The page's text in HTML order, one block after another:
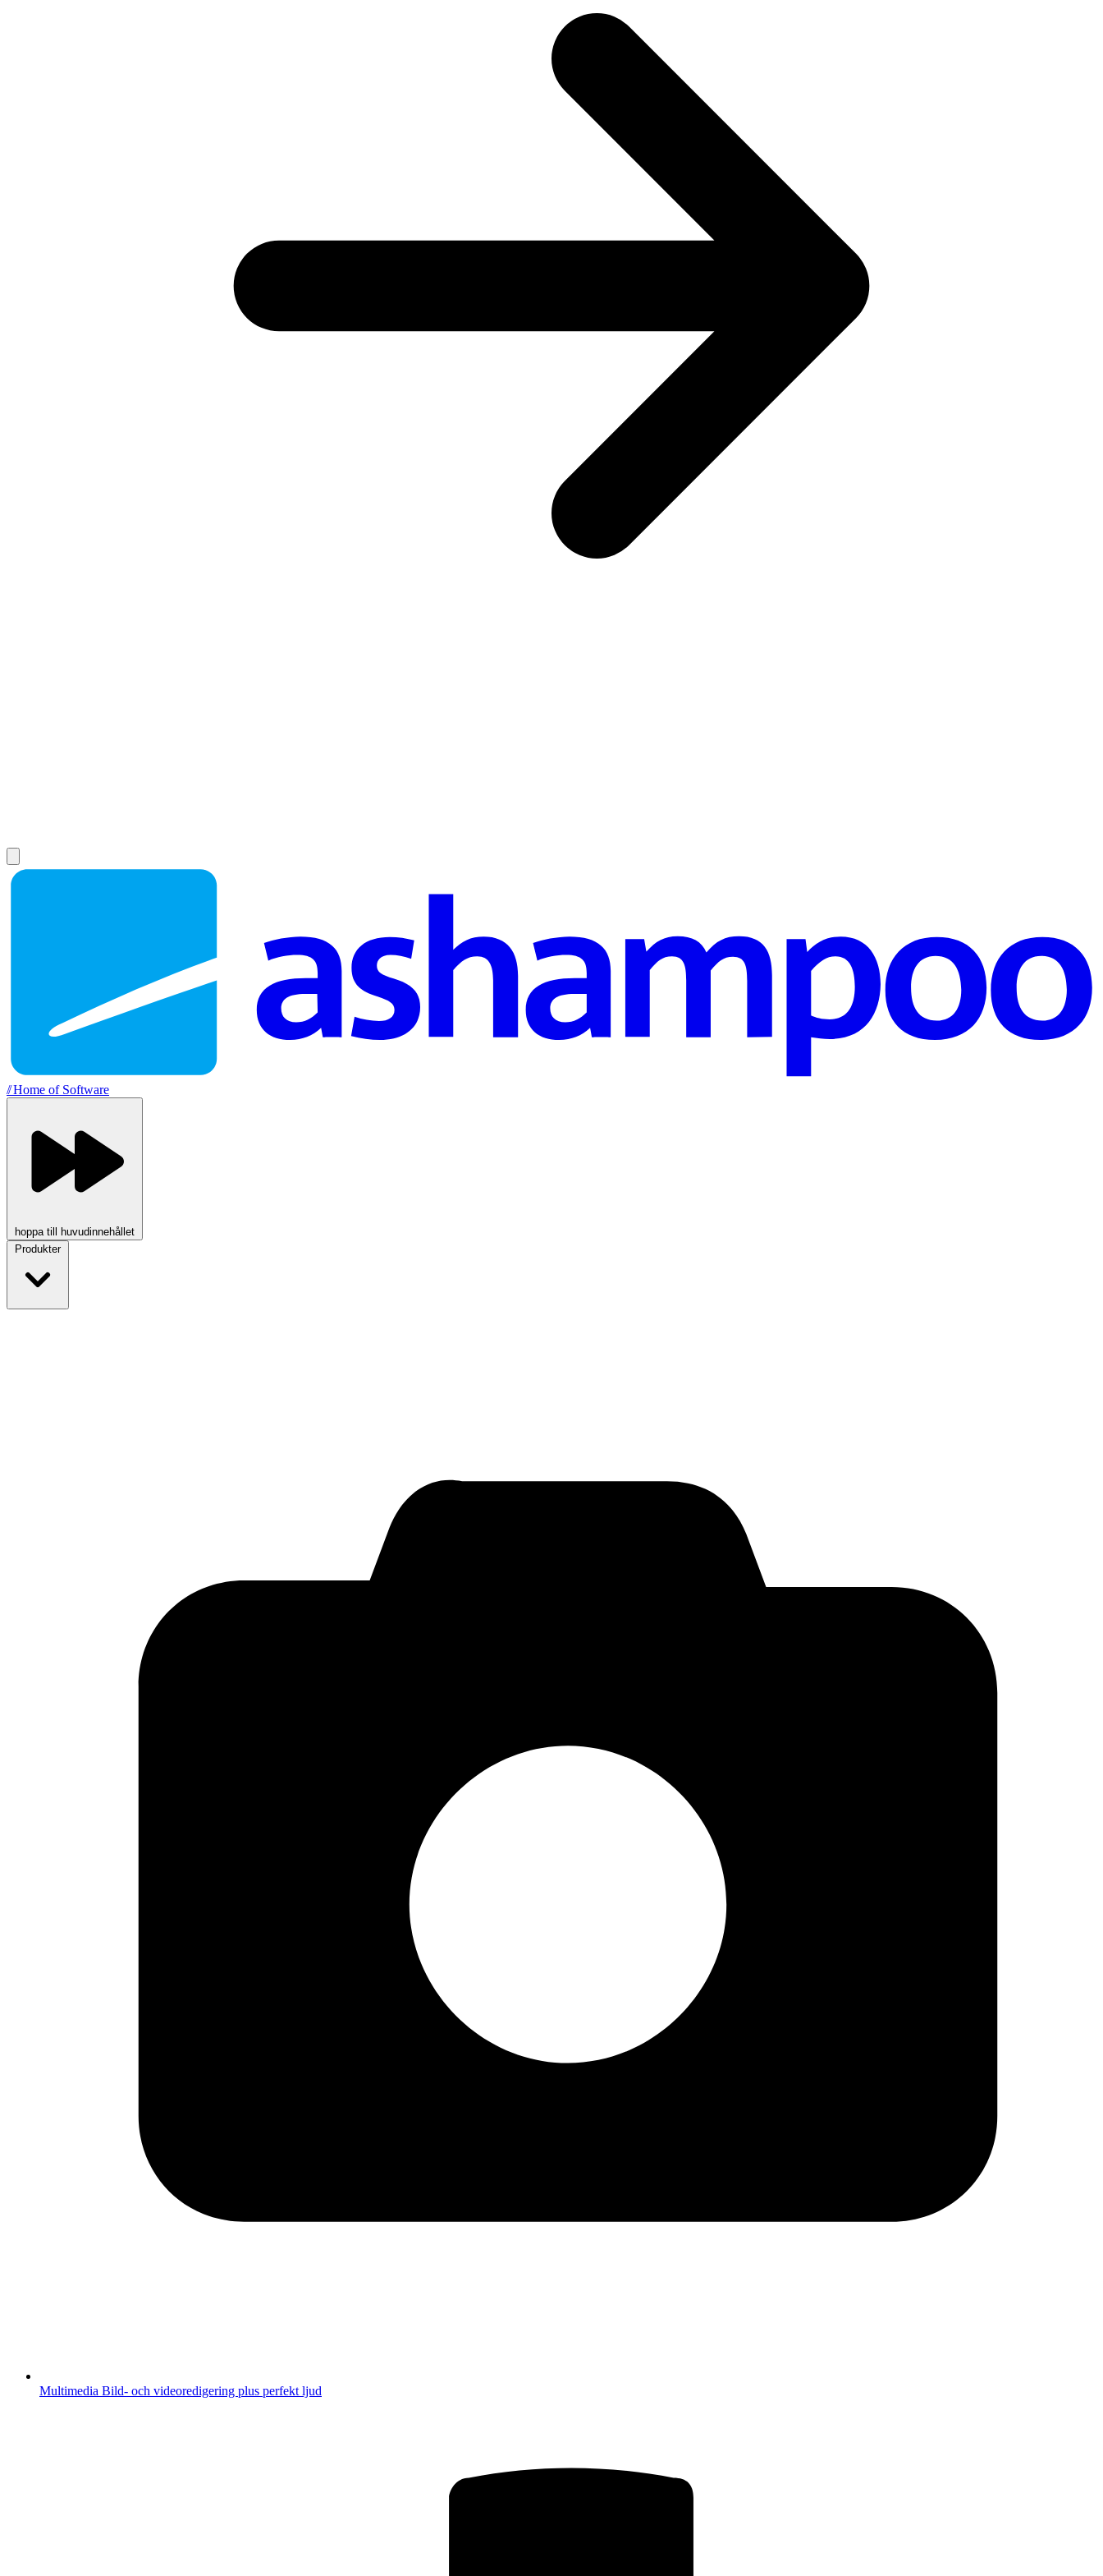
//Home of Software
hoppa till huvudinnehållet
Produkter
Multimedia Bild- och videoredigering plus perfekt ljud